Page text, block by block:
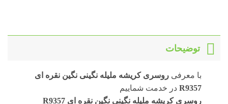
توضیحات
با معرفی روسری کریشه ملیله نگینی نگین نقره ای
R9357در خدمت شماییم
روسری کریشه ملیله نگینی نگین نقره ای R9357